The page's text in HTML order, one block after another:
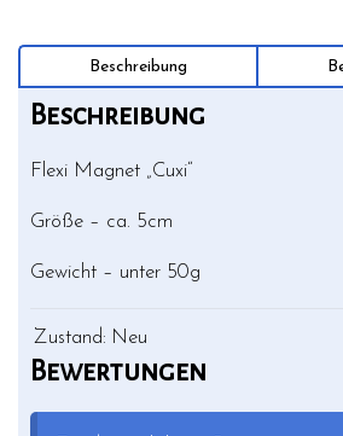
Beschreibung
Beschreibung
Flexi Magnet „Cuxi“
Größe – ca. 5cm
Gewicht – unter 50g
Zustand: Neu
Bewertungen